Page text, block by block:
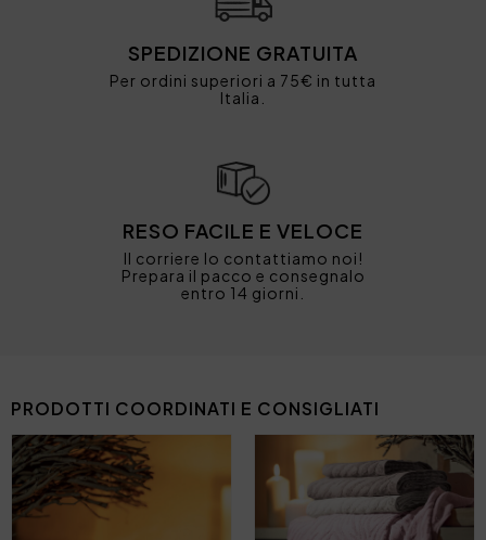
SPEDIZIONE GRATUITA
Per ordini superiori a 75€ in tutta
Italia.
RESO FACILE E VELOCE
Il corriere lo contattiamo noi!
Prepara il pacco e consegnalo
entro 14 giorni.
PRODOTTI COORDINATI E CONSIGLIATI